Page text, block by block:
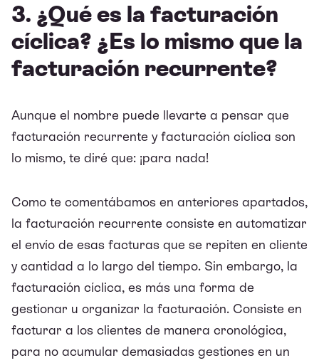
3. ¿Qué es la facturación
cíclica? ¿Es lo mismo que la
facturación recurrente?
Aunque el nombre puede llevarte a pensar que
facturación recurrente y facturación cíclica son
lo mismo, te diré que: ¡para nada!
Como te comentábamos en anteriores apartados,
la facturación recurrente consiste en automatizar
el envío de esas facturas que se repiten en cliente
y cantidad a lo largo del tiempo. Sin embargo, la
facturación cíclica, es más una forma de
gestionar u organizar la facturación. Consiste en
facturar a los clientes de manera cronológica,
para no acumular demasiadas gestiones en un